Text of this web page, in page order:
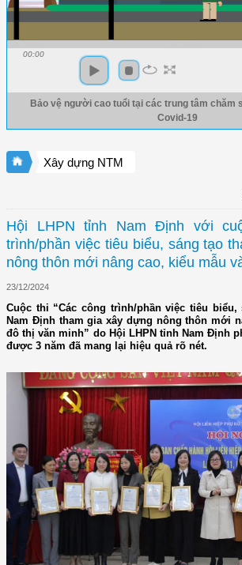
00:00
Bảo vệ người cao tuổi tại các trung tâm chăm
Covid-19
Xây dựng NTM
Hội LHPN tỉnh Nam Định với
trình/phần việc tiêu biểu, sáng tạo
nông thôn mới nâng cao, kiểu mẫu
23/12/2024
Cuộc thi “Các công trình/phần việc tiêu
Nam Định tham gia xây dựng nông thôn mới
đô thị văn minh” do Hội LHPN tỉnh Nam Định
được 3 năm đã mang lại hiệu quả rõ nét.